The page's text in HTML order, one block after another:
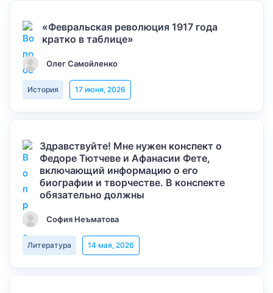
«Февральская революция 1917 года
кратко в таблице»
Олег Самойленко
История 17 июня, 2026
Здравствуйте! Мне нужен конспект о
Федоре Тютчеве и Афанасии Фете,
включающий информацию о его
биографии и творчестве. В конспекте
обязательно должны
София Неъматова
Литература 14 мая, 2026